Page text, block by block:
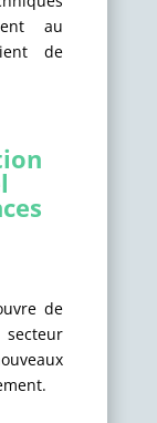
au
de
de